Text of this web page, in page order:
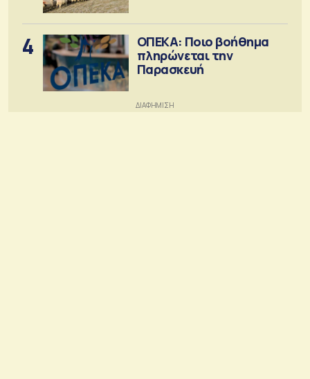
4
ΟΠΕΚΑ: Ποιο βοήθημα
πληρώνεται την
Παρασκευή